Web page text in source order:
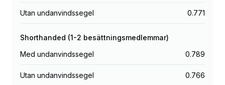
Utan undanvindssegel 0.771
Shorthanded (1-2 besättningsmedlemmar)
Med undanvindssegel
0.789
Utan undanvindssegel 0.766